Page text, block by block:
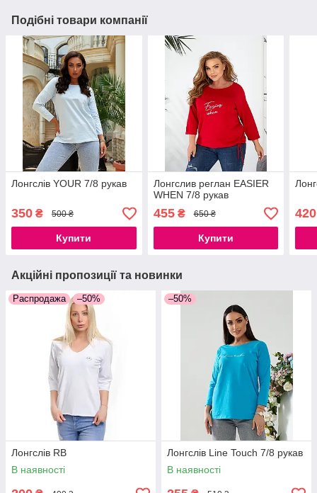
Подібні товари компанії
Лонгслів YOUR 7/8 рукав
350 ₴ 500 ₴
Купити
Лонгслив реглан EASIER
WHEN 7/8 рукав
455₴ 650 ₴
Купити
420
Акційні пропозиції та новинки
Распродажа –50%
Лонгслів RB
В наявності
–50%
Лонгслів Line Touch 7/8 рукав
В наявності